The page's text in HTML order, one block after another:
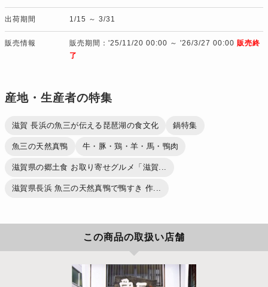
出荷期間 1/15 ～ 3/31
販売情報 販売期間：'25/11/20 00:00 ～ '26/3/27 00:00 販売終
了
産地・生産者の特集
滋賀 長浜の魚三が伝える琵琶湖の食文化 鍋特集
魚三の天然真鴨 牛・豚・鶏・羊・馬・鴨肉
滋賀県の郷土食 お取り寄せグルメ「滋賀...
滋賀県長浜 魚三の天然真鴨で鴨すき 作...
この商品の取扱い店舗